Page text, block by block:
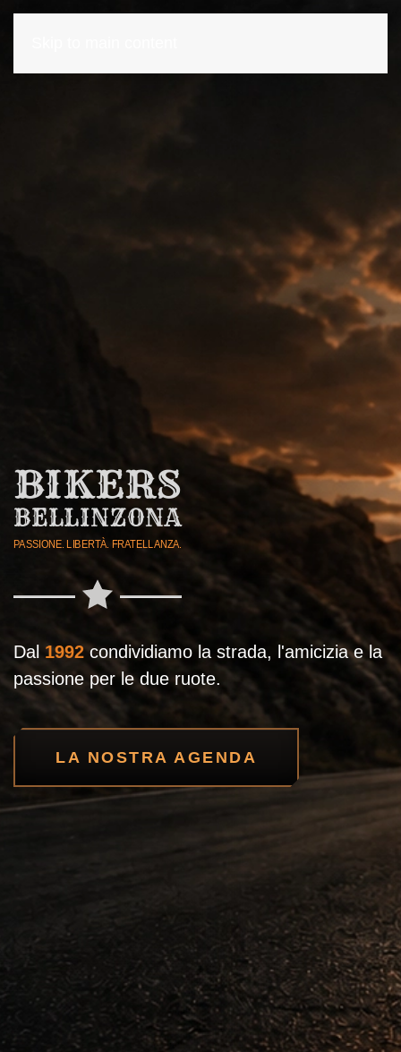
BIKERS
BELLINZONA
PASSIONE. LIBERTÀ. FRATELLANZA.
Dal 1992condividiamo la strada, l'amicizia e la
passione per le due ruote.
LA NOSTRA AGENDA